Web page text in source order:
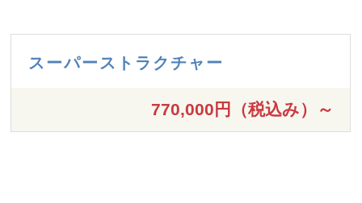
スーパーストラクチャー
770,000円（税込み）～